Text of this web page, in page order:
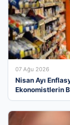
07 Ağu 2026
Nisan Ayı
Ekonomistlerin